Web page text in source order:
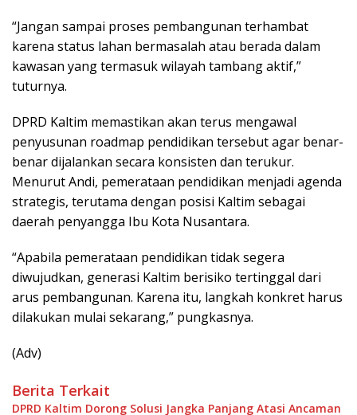
“Jangan sampai proses pembangunan terhambat
karena status lahan bermasalah atau berada dalam
kawasan yang termasuk wilayah tambang aktif,”
tuturnya.
DPRD Kaltim memastikan akan terus mengawal
penyusunan roadmap pendidikan tersebut agar benar-
benar dijalankan secara konsisten dan terukur.
Menurut Andi, pemerataan pendidikan menjadi agenda
strategis, terutama dengan posisi Kaltim sebagai
daerah penyangga Ibu Kota Nusantara.
“Apabila pemerataan pendidikan tidak segera
diwujudkan, generasi Kaltim berisiko tertinggal dari
arus pembangunan. Karena itu, langkah konkret harus
dilakukan mulai sekarang,” pungkasnya.
(Adv)
Berita Terkait
DPRD Kaltim Dorong Solusi Jangka Panjang Atasi Ancaman